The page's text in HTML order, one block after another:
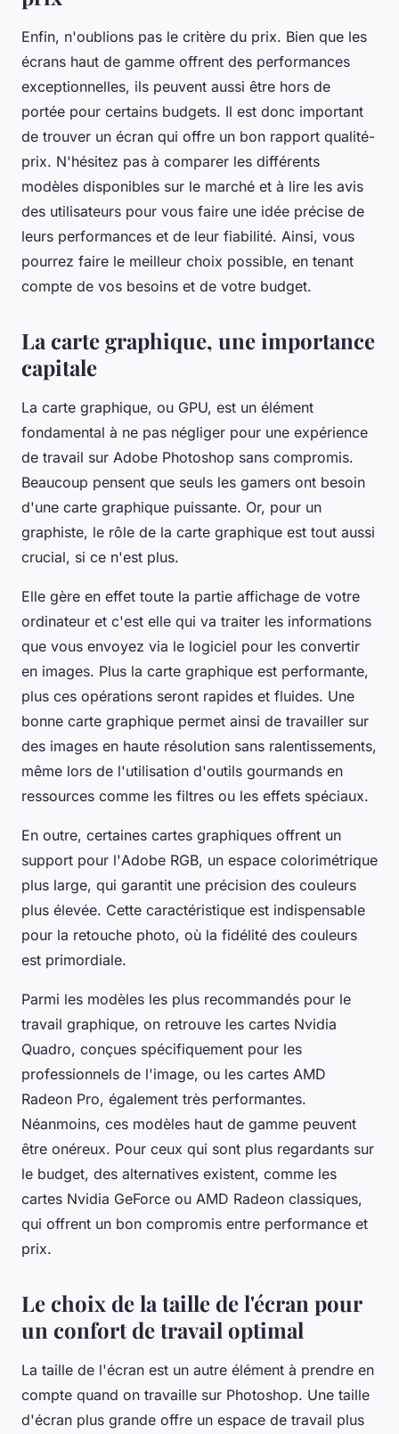
Enfin, n'oublions pas le critère du prix. Bien que les
écrans haut de gamme offrent des performances
exceptionnelles, ils peuvent aussi être hors de
portée pour certains budgets. Il est donc important
de trouver un écran qui offre un bon rapport qualité-
prix. N'hésitez pas à comparer les différents
modèles disponibles sur le marché et à lire les avis
des utilisateurs pour vous faire une idée précise de
leurs performances et de leur fiabilité. Ainsi, vous
pourrez faire le meilleur choix possible, en tenant
compte de vos besoins et de votre budget.
La carte graphique, une importance
capitale
La carte graphique, ou GPU, est un élément
fondamental à ne pas négliger pour une expérience
de travail sur Adobe Photoshop sans compromis.
Beaucoup pensent que seuls les gamers ont besoin
d'une carte graphique puissante. Or, pour un
graphiste, le rôle de la carte graphique est tout aussi
crucial, si ce n'est plus.
Elle gère en effet toute la partie affichage de votre
ordinateur et c'est elle qui va traiter les informations
que vous envoyez via le logiciel pour les convertir
en images. Plus la carte graphique est performante,
plus ces opérations seront rapides et fluides. Une
bonne carte graphique permet ainsi de travailler sur
des images en haute résolution sans ralentissements,
même lors de l'utilisation d'outils gourmands en
ressources comme les filtres ou les effets spéciaux.
En outre, certaines cartes graphiques offrent un
support pour l'Adobe RGB, un espace colorimétrique
plus large, qui garantit une précision des couleurs
plus élevée. Cette caractéristique est indispensable
pour la retouche photo, où la fidélité des couleurs
est primordiale.
Parmi les modèles les plus recommandés pour le
travail graphique, on retrouve les cartes Nvidia
Quadro, conçues spécifiquement pour les
professionnels de l'image, ou les cartes AMD
Radeon Pro, également très performantes.
Néanmoins, ces modèles haut de gamme peuvent
être onéreux. Pour ceux qui sont plus regardants sur
le budget, des alternatives existent, comme les
cartes Nvidia GeForce ou AMD Radeon classiques,
qui offrent un bon compromis entre performance et
prix.
Le choix de la taille de l'écran pour
un confort de travail optimal
La taille de l'écran est un autre élément à prendre en
compte quand on travaille sur Photoshop. Une taille
d'écran plus grande offre un espace de travail plus